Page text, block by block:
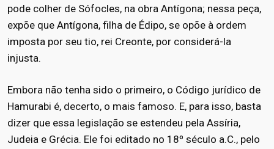
pode colher de Sófocles, na obra Antígona; nessa peça,
expõe que Antígona, filha de Édipo, se opõe à ordem
imposta por seu tio, rei Creonte, por considerá-la
injusta.
Embora não tenha sido o primeiro, o Código jurídico de
Hamurabi é, decerto, o mais famoso. E, para isso, basta
dizer que essa legislação se estendeu pela Assíria,
Judeia e Grécia. Ele foi editado no 18º século a.C., pelo